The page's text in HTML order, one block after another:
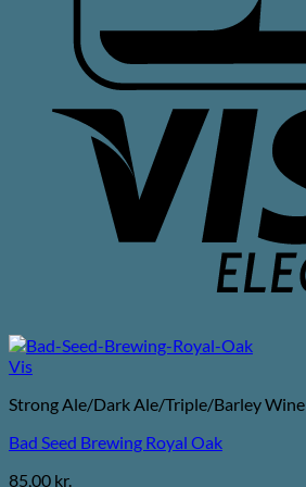
Vis
Strong Ale/Dark Ale/Triple/Barley Wine
Bad Seed Brewing Royal Oak
85,00 kr.